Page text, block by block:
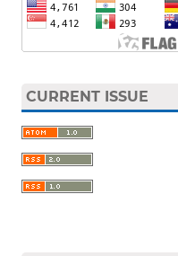
CURRENT ISSUE